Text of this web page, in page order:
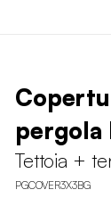
pergola
Tettoia +
PGCOVER3X3BG